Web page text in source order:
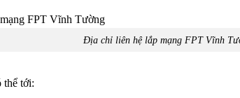
Địa chỉ liên hệ lắp mạng FPT Vĩnh
thể tới: